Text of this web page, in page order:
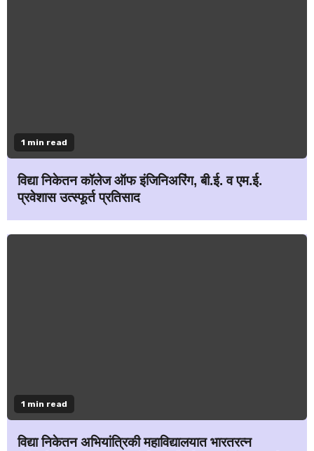
1 min read
विद्या निकेतन कॉलेज ऑफ इंजिनिअरिंग, बी.ई. व एम.ई.
प्रवेशास उत्स्फूर्त प्रतिसाद
1 min read
विद्या निकेतन अभियांत्रिकी महाविद्यालयात भारतरत्न